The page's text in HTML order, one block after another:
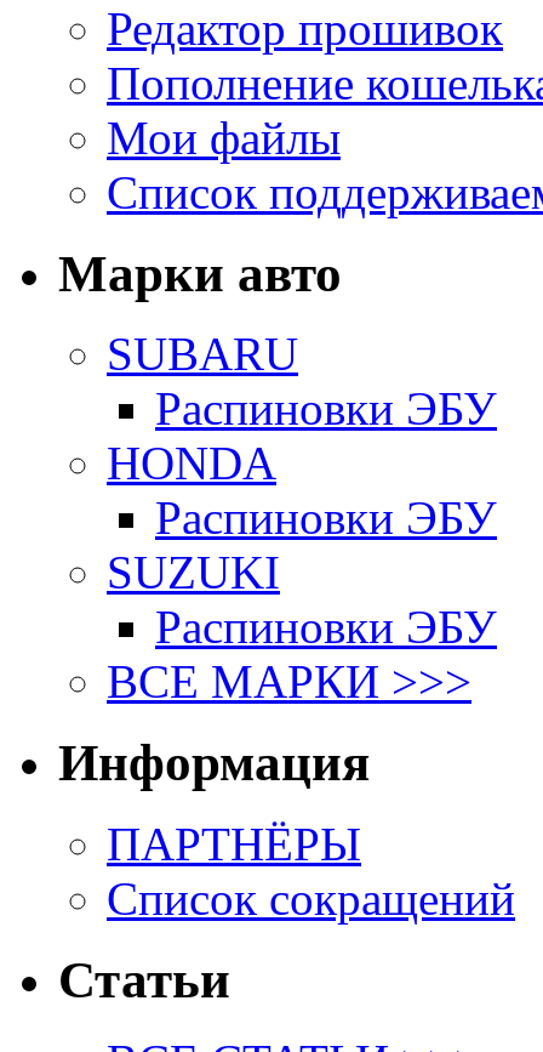
Редактор прошивок
Пополнение
Мои файлы
Список
Марки авто
SUBARU
Распиновки ЭБУ
HONDA
Распиновки ЭБУ
SUZUKI
Распиновки ЭБУ
ВСЕ МАРКИ >>>
Информация
ПАРТНЁРЫ
Список сокращений
Статьи